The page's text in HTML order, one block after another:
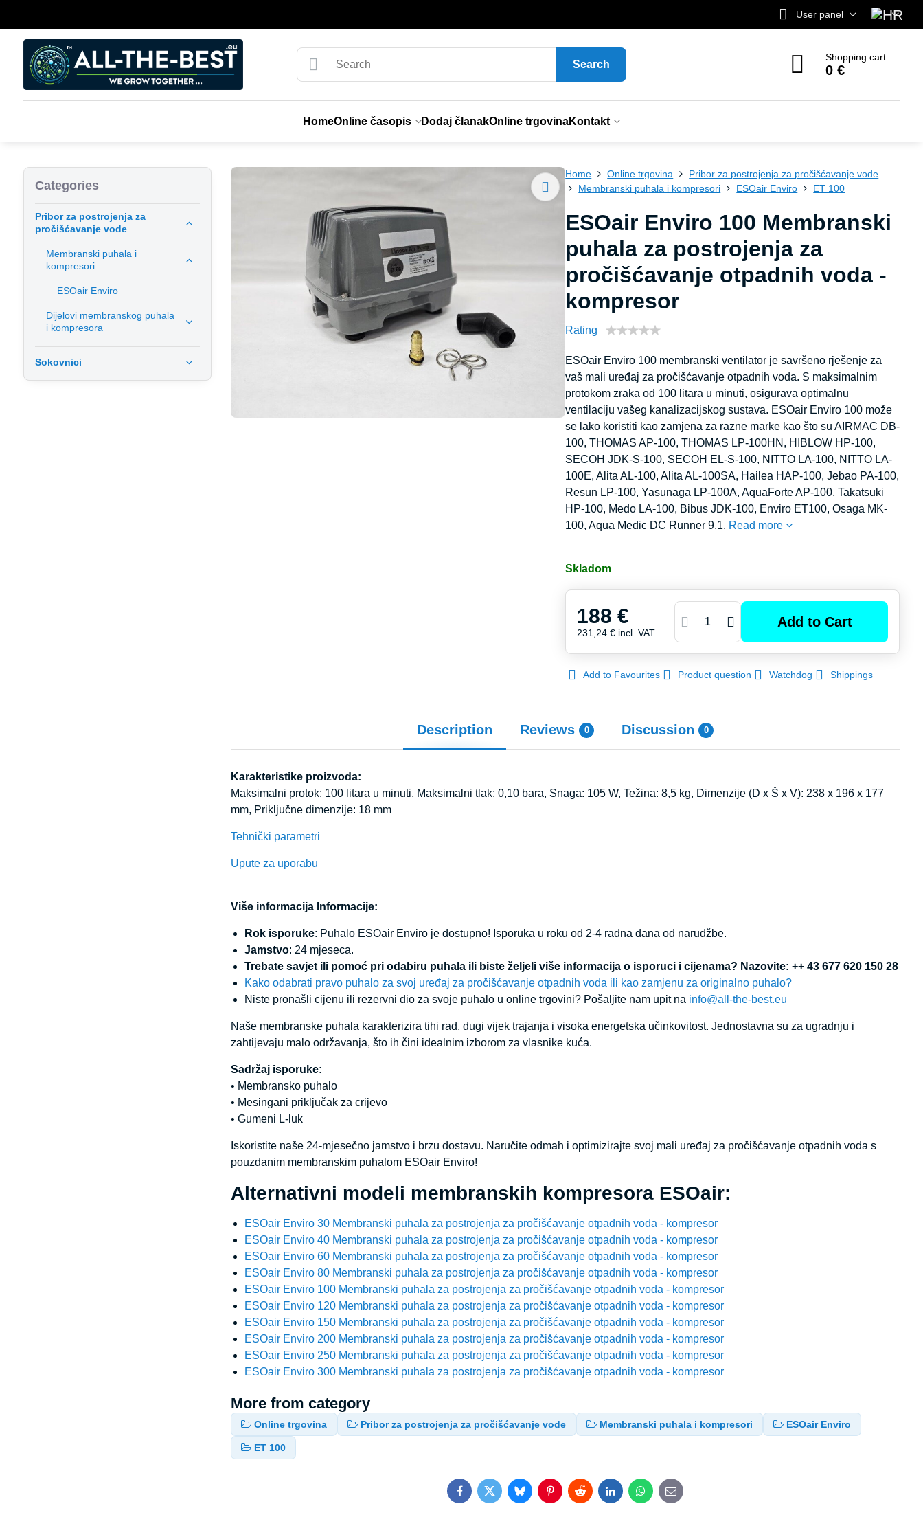
User panel
Search
Shopping cart
0 €
HomeOnline časopis Dodaj članakOnline trgovinaKontakt
Home Online trgovina
Pribor za postrojenja za pročišćavanje vode
Membranski puhala i kompresori
ESOair Enviro ET 100
ESOair Enviro 100 Membranski
puhala za postrojenja za
pročišćavanje otpadnih voda -
kompresor
Rating
ESOair Enviro 100 membranski ventilator je savršeno rješenje za
vaš mali uređaj za pročišćavanje otpadnih voda. S maksimalnim
protokom zraka od 100 litara u minuti, osigurava optimalnu
ventilaciju vašeg kanalizacijskog sustava. ESOair Enviro 100 može
se lako koristiti kao zamjena za razne marke kao što su AIRMAC DB-
100, THOMAS AP-100, THOMAS LP-100HN, HIBLOW HP-100,
SECOH JDK-S-100, SECOH EL-S-100, NITTO LA-100, NITTO LA-
100E, Alita AL-100, Alita AL-100SA, Hailea HAP-100, Jebao PA-100,
Resun LP-100, Yasunaga LP-100A, AquaForte AP-100, Takatsuki
HP-100, Medo LA-100, Bibus JDK-100, Enviro ET100, Osaga MK-
100, Aqua Medic DC Runner 9.1. Read more
Skladom
188 €
231,24 € incl. VAT
Add to Cart
Add to Favourites Product question Watchdog Shippings
Description Reviews 0 Discussion 0
Karakteristike proizvoda:
Maksimalni protok: 100 litara u minuti, Maksimalni tlak: 0,10 bara, Snaga: 105 W, Težina: 8,5 kg, Dimenzije (D x Š x V): 238 x 196 x 177
mm, Priključne dimenzije: 18 mm
Tehnički parametri
Upute za uporabu
Više informacija Informacije:
Rok isporuke: Puhalo ESOair Enviro je dostupno! Isporuka u roku od 2-4 radna dana od narudžbe.
Jamstvo: 24 mjeseca.
Trebate savjet ili pomoć pri odabiru puhala ili biste željeli više informacija o isporuci i cijenama? Nazovite: ++ 43 677 620 150 28
Kako odabrati pravo puhalo za svoj uređaj za pročišćavanje otpadnih voda ili kao zamjenu za originalno puhalo?
Niste pronašli cijenu ili rezervni dio za svoje puhalo u online trgovini? Pošaljite nam upit na info@all-the-best.eu
Naše membranske puhala karakterizira tihi rad, dugi vijek trajanja i visoka energetska učinkovitost. Jednostavna su za ugradnju i
zahtijevaju malo održavanja, što ih čini idealnim izborom za vlasnike kuća.
Sadržaj isporuke:
• Membransko puhalo
• Mesingani priključak za crijevo
• Gumeni L-luk
Iskoristite naše 24-mjesečno jamstvo i brzu dostavu. Naručite odmah i optimizirajte svoj mali uređaj za pročišćavanje otpadnih voda s
pouzdanim membranskim puhalom ESOair Enviro!
Alternativni modeli membranskih kompresora ESOair:
ESOair Enviro 30 Membranski puhala za postrojenja za pročišćavanje otpadnih voda - kompresor
ESOair Enviro 40 Membranski puhala za postrojenja za pročišćavanje otpadnih voda - kompresor
ESOair Enviro 60 Membranski puhala za postrojenja za pročišćavanje otpadnih voda - kompresor
ESOair Enviro 80 Membranski puhala za postrojenja za pročišćavanje otpadnih voda - kompresor
ESOair Enviro 100 Membranski puhala za postrojenja za pročišćavanje otpadnih voda - kompresor
ESOair Enviro 120 Membranski puhala za postrojenja za pročišćavanje otpadnih voda - kompresor
ESOair Enviro 150 Membranski puhala za postrojenja za pročišćavanje otpadnih voda - kompresor
ESOair Enviro 200 Membranski puhala za postrojenja za pročišćavanje otpadnih voda - kompresor
ESOair Enviro 250 Membranski puhala za postrojenja za pročišćavanje otpadnih voda - kompresor
ESOair Enviro 300 Membranski puhala za postrojenja za pročišćavanje otpadnih voda - kompresor
More from category
Online trgovina Pribor za postrojenja za pročišćavanje vode Membranski puhala i kompresori ESOair Enviro
ET 100
FacebookTwitterBlueskyPinterestRedditLinkedInWhatsApp
E-
mail
Categories
Pribor za postrojenja za
pročišćavanje vode
Membranski puhala i
kompresori
ESOair Enviro
Dijelovi membranskog puhala
i kompresora
Sokovnici